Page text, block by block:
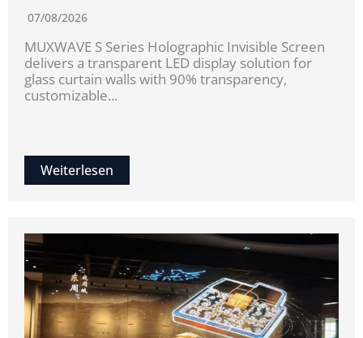
07/08/2026
MUXWAVE S Series Holographic Invisible Screen
delivers a transparent LED display solution for
glass curtain walls with 90% transparency,
customizable...
Weiterlesen